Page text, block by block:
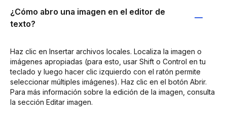
¿Cómo abro una imagen en el editor de
texto?
Haz clic en Insertar archivos locales. Localiza la imagen o
imágenes apropiadas (para esto, usar Shift o Control en tu
teclado y luego hacer clic izquierdo con el ratón permite
seleccionar múltiples imágenes). Haz clic en el botón Abrir.
Para más información sobre la edición de la imagen, consulta
la sección Editar imagen.